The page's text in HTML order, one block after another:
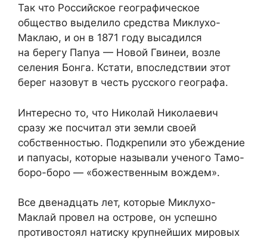
Так что Российское географическое
общество выделило средства Миклухо-
Маклаю, и он в 1871 году высадился
на берегу Папуа — Новой Гвинеи, возле
селения Бонга. Кстати, впоследствии этот
берег назовут в честь русского географа.
Интересно то, что Николай Николаевич
сразу же посчитал эти земли своей
собственностью. Подкрепили это убеждение
и папуасы, которые называли ученого Тамо-
боро-боро — «божественным вождем».
Все двенадцать лет, которые Миклухо-
Маклай провел на острове, он успешно
противостоял натиску крупнейших мировых